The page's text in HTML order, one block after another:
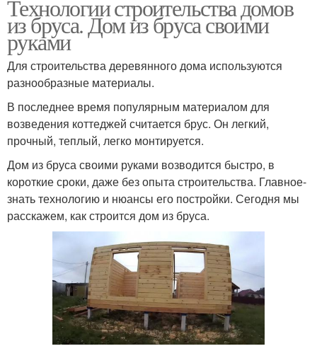
Технологии строительства домов
из бруса. Дом из бруса своими
руками
Для строительства деревянного дома используются
разнообразные материалы.
В последнее время популярным материалом для
возведения коттеджей считается брус. Он легкий,
прочный, теплый, легко монтируется.
Дом из бруса своими руками возводится быстро, в
короткие сроки, даже без опыта строительства. Главное-
знать технологию и нюансы его постройки. Сегодня мы
расскажем, как строится дом из бруса.